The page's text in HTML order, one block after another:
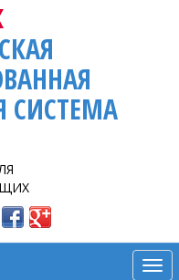
СИСТЕМА